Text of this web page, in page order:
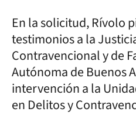
En la solicitud, Rívolo
testimonios a la
Contravencional y de
Autónoma de Buenos
intervención a la
en Delitos y